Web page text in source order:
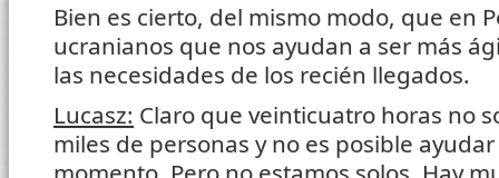
Bien es cierto, del mismo modo, que en
ucranianos que nos ayudan a ser más
las necesidades de los recién llegados.
Lucasz: Claro que veinticuatro horas no
miles de personas y no es posible